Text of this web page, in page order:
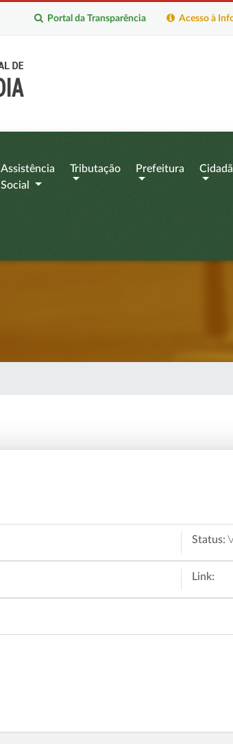
Acesso à
Portal da Transparência
Assistência
Social
Tributação Prefeitura
Status:
Link: